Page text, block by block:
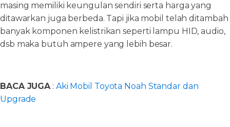
masing memiliki keungulan sendiri serta harga yang
ditawarkan juga berbeda. Tapi jika mobil telah ditambah
banyak komponen kelistrikan seperti lampu HID, audio,
dsb maka butuh ampere yang lebih besar.
BACA JUGA: Aki Mobil Toyota Noah Standar dan
Upgrade